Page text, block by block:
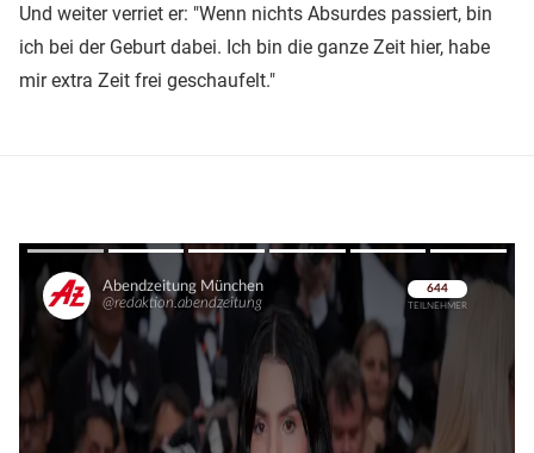
Und weiter verriet er: "Wenn nichts Absurdes passiert, bin
ich bei der Geburt dabei. Ich bin die ganze Zeit hier, habe
mir extra Zeit frei geschaufelt."
Überspringen